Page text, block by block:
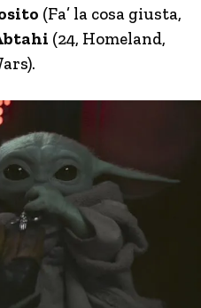
(Fa’ la cosa giusta,
(24, Homeland,